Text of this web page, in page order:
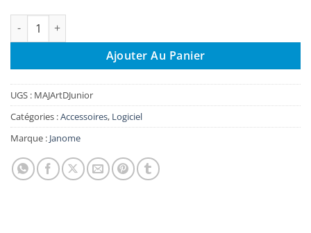
quantité de Mise à jour logiciel de broderie Artistic Digitizer
Ajouter Au Panier
UGS : MAJArtDJunior
Catégories :Accessoires, Logiciel
Marque : Janome